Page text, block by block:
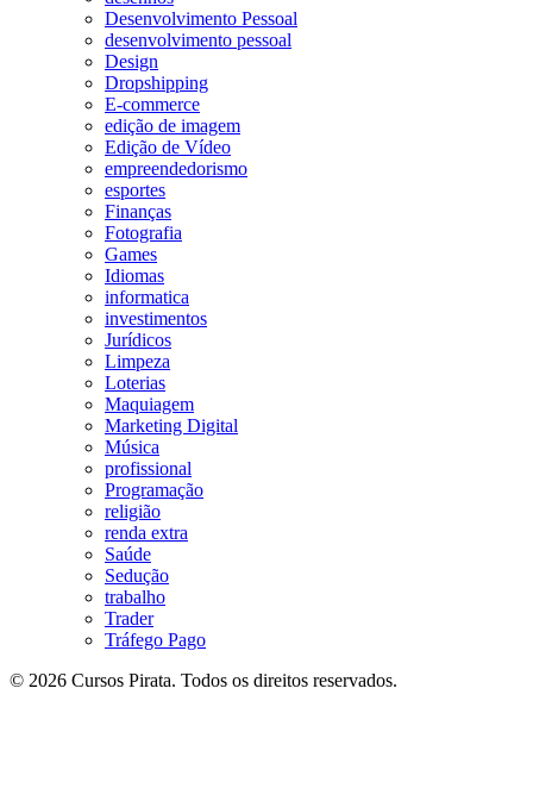
Desenvolvimento Pessoal
desenvolvimento pessoal
Design
Dropshipping
E-commerce
edição de imagem
Edição de Vídeo
empreendedorismo
esportes
Finanças
Fotografia
Games
Idiomas
informatica
investimentos
Jurídicos
Limpeza
Loterias
Maquiagem
Marketing Digital
Música
profissional
Programação
religião
renda extra
Saúde
Sedução
trabalho
Trader
Tráfego Pago
© 2026 Cursos Pirata. Todos os direitos reservados.